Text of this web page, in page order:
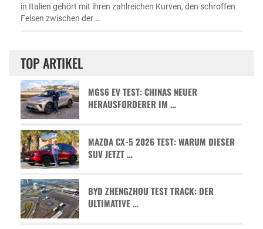
in Italien gehört mit ihren zahlreichen Kurven, den schroffen
Felsen zwischen der …
TOP ARTIKEL
MGS6 EV TEST: CHINAS NEUER
HERAUSFORDERER IM …
MAZDA CX-5 2026 TEST: WARUM DIESER
SUV JETZT …
BYD ZHENGZHOU TEST TRACK: DER
ULTIMATIVE …